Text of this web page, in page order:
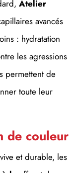
avancés
: hydratation
les agressions
permettent de
toute leur
et durable, les
offrent des